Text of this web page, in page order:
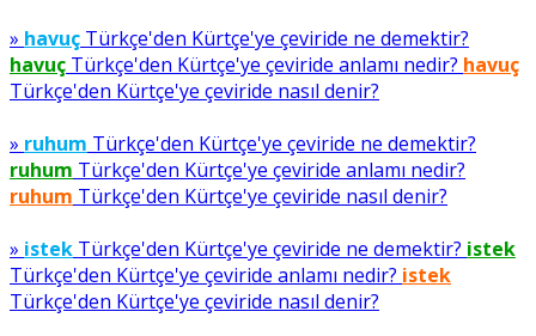
» havuç Türkçe'den Kürtçe'ye çeviride ne demektir?
havuç Türkçe'den Kürtçe'ye çeviride anlamı nedir? havuç
Türkçe'den Kürtçe'ye çeviride nasıl denir?
» ruhum Türkçe'den Kürtçe'ye çeviride ne demektir?
ruhum Türkçe'den Kürtçe'ye çeviride anlamı nedir?
ruhum Türkçe'den Kürtçe'ye çeviride nasıl denir?
» istek Türkçe'den Kürtçe'ye çeviride ne demektir? istek
Türkçe'den Kürtçe'ye çeviride anlamı nedir? istek
Türkçe'den Kürtçe'ye çeviride nasıl denir?